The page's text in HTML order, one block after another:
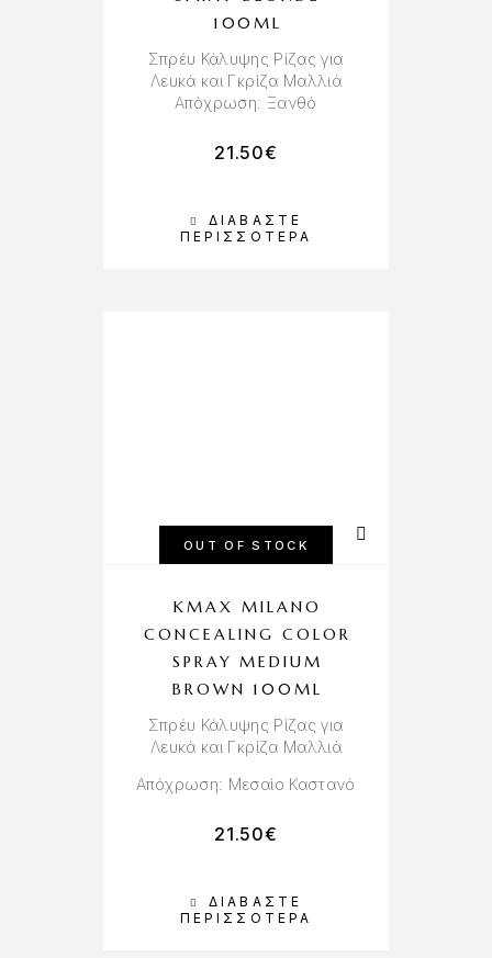
ΔΙΑΒΆΣΤΕ
ΠΕΡΙΣΣΌΤΕΡΑ
100ML
Σπρέυ Κάλυψης Ρίζας για
Λευκά και Γκρίζα Μαλλιά
Απόχρωση: Ξανθό
21.50€
OUT OF STOCK
ΔΙΑΒΆΣΤΕ
ΠΕΡΙΣΣΌΤΕΡΑ
KMAX MILANO
CONCEALING COLOR
SPRAY MEDIUM
BROWN 100ML
Σπρέυ Κάλυψης Ρίζας για
Λευκά και Γκρίζα Μαλλιά
Απόχρωση: Μεσαίο Καστανό
21.50€